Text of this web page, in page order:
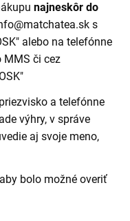
najneskôr do
s
alebo na telefónne
MMS či cez
a telefónne
výhry, v správe
aj svoje meno,
bolo možné overiť